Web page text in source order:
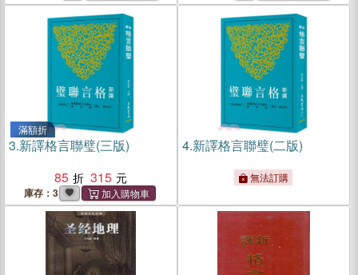
滿額折
3.新譯格言聯璧(三版)
85
315
庫存：3
4.新譯格言聯璧(二版)
無法訂購